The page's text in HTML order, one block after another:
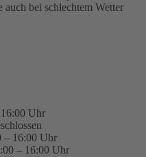
auch bei schlechtem Wetter
Uhr
– 16:00 Uhr
– 16:00 Uhr